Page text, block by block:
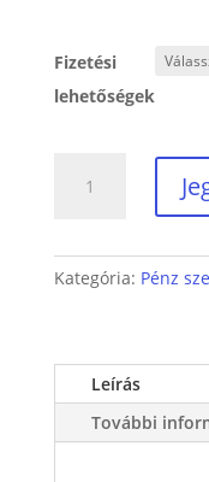
Fizetési
lehetőségek
Mester
Szeptember
2025.
Március
mennyiség
Kategória: Pénz
Leírás
További